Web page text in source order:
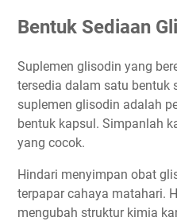
Bentuk Sediaan
Suplemen glisodin yang
tersedia dalam satu bentuk
suplemen glisodin adalah
bentuk kapsul. Simpanlah
yang cocok.
Hindari menyimpan obat
terpapar cahaya matahari.
mengubah struktur kimia